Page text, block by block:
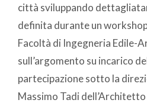
città sviluppando
definita durante un
Facoltà di Ingegneria Edile-
sull’argomento su incarico
partecipazione sotto la
Massimo Tadi